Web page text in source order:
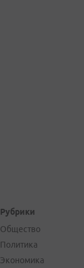
Рубрики
Общество
Политика
Экономика